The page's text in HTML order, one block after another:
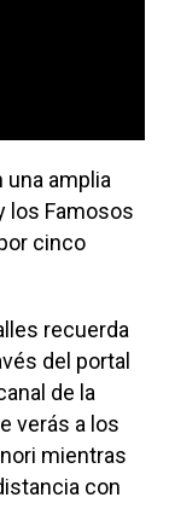
amplia
los Famosos
cinco
recuerda
del portal
de la
verás a los
mientras
con